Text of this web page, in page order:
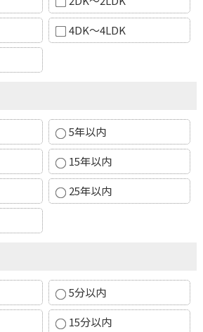
4DK～4LDK
5年以内
15年以内
25年以内
5分以内
15分以内